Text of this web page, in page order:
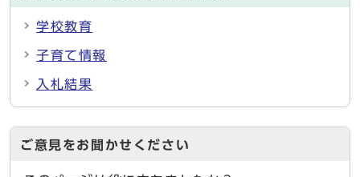
学校教育
子育て情報
入札結果
ご意見をお聞かせください